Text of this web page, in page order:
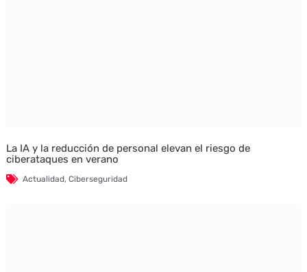
La IA y la reducción de personal elevan el riesgo de
ciberataques en verano
Actualidad, Ciberseguridad